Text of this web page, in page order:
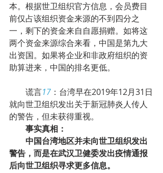
本。根据世卫组织官方信息，会员费目
前仅占该组织资金来源的不到四分之
一，剩下的资金来自自愿捐赠。如将这
两个资金来源综合来看，中国是第九大
出资国。如果将企业和非政府组织的资
助算进来，中国的排名更低。
        谎言
17 ：台湾早在2019年12月31日
就向世卫组织发出关于新冠肺炎人传人
的警告，但未获得重视。
事实真相：
中国台湾地区并未向世卫组织发出
警告，而是在武汉卫健委发出疫情通报
后向世卫组织寻求更多信息。